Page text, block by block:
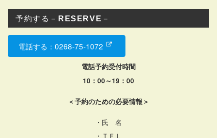
予約する－ RESERVE －
電話する：0268-75-1072
電話予約受付時間
10：00～19：00
＜予約のための必要情報＞
・氏 名
・ＴＥＬ